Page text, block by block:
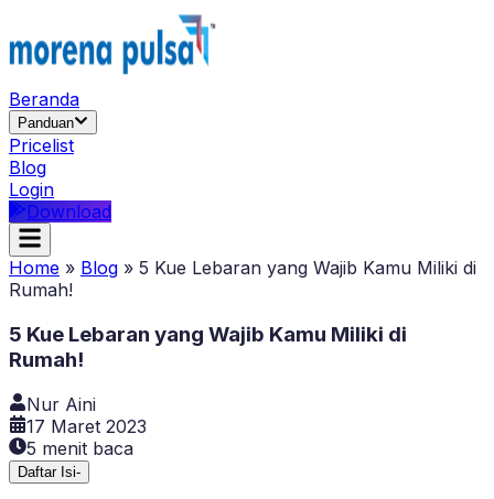
Beranda
Panduan
Pricelist
Blog
Login
Download
Home » Blog » 5 Kue Lebaran yang Wajib Kamu Miliki di
Rumah!
5 Kue Lebaran yang Wajib Kamu Miliki di
Rumah!
Nur Aini
17 Maret 2023
5 menit baca
Daftar Isi-